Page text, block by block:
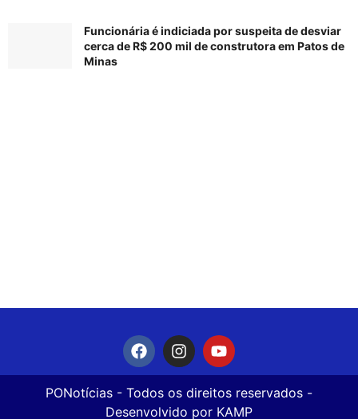
Funcionária é indiciada por suspeita de desviar
cerca de R$ 200 mil de construtora em Patos de
Minas
PONotícias - Todos os direitos reservados -
Desenvolvido por KAMP